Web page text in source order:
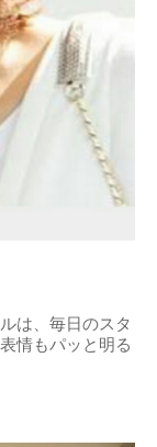
は、毎日のスタ
情もパッと明る